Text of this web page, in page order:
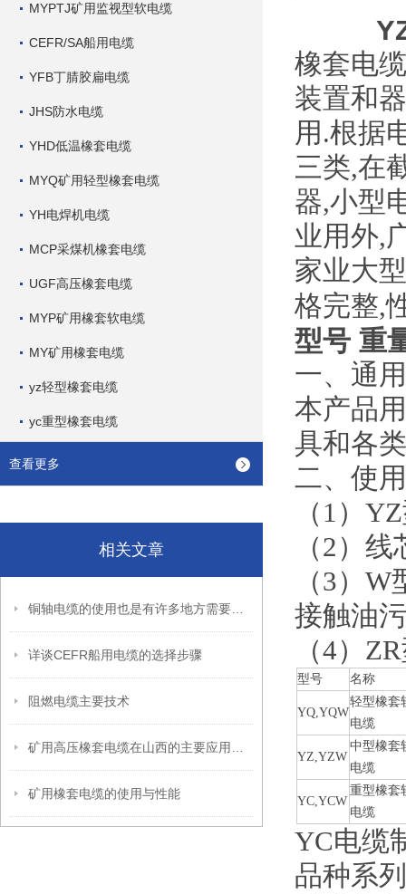
MYPTJ矿用监视型软电缆
CEFR/SA船用电缆
YFB丁腈胶扁电缆
JHS防水电缆
YHD低温橡套电缆
MYQ矿用轻型橡套电缆
YH电焊机电缆
MCP采煤机橡套电缆
UGF高压橡套电缆
MYP矿用橡套软电缆
MY矿用橡套电缆
yz轻型橡套电缆
yc重型橡套电缆
查看更多
相关文章
详谈CEFR船用电缆的选择步骤
阻燃电缆主要技术
矿用橡套电缆的使用与性能
橡套电
装置和
用.根据
三类,在
器,小型
业用外,
家业大
格完整,
型号 重
一、通
本产品
具和各
二、使
（1）
（2）
（3）
接触油
（4）
型号 名称
YQ,YQW
轻型橡套
电缆
YZ,YZW
中型橡套
电缆
YC,YCW
重型橡套
电缆
YC电缆
品种系